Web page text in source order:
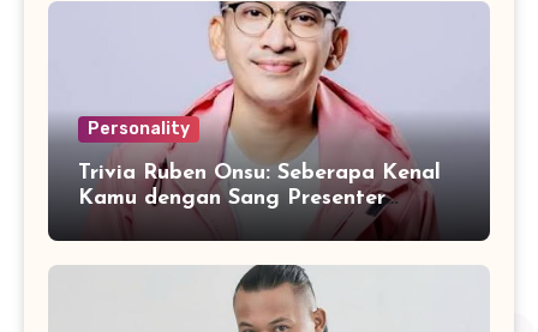
Personality
Trivia Ruben Onsu: Seberapa Kenal
Kamu dengan Sang Presenter
Serbabisa?